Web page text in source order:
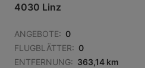
4030 Linz
ANGEBOTE: 0
FLUGBLÄTTER: 0
ENTFERNUNG: 363,14 km